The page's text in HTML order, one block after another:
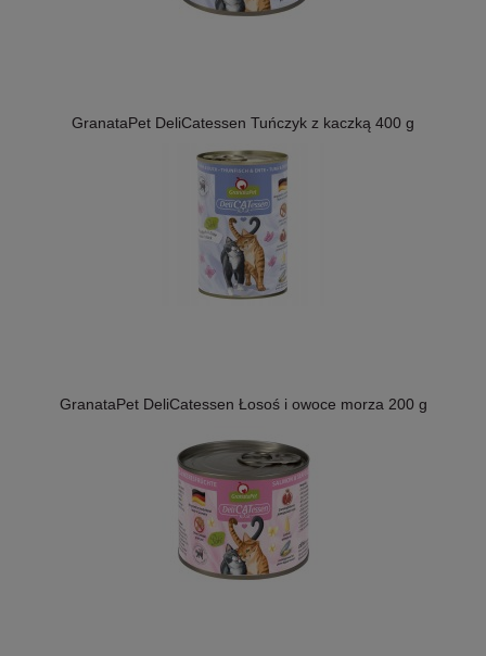
GranataPet DeliCatessen Tuńczyk z kaczką 400 g
GranataPet DeliCatessen Łosoś i owoce morza 200 g